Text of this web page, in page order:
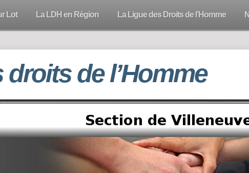
Lot La LDH en Région La Ligue des Droits de l’Homme
de l’Homme